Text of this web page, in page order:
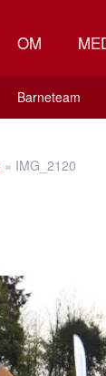
OM
Barneteam
» IMG_2120